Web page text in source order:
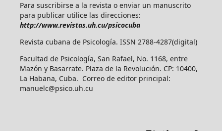
Para suscribirse a la revista o enviar un manuscrito
para publicar utilice las direcciones:
http://www.revistas.uh.cu/psicocuba
Revista cubana de Psicología. ISSN 2788-4287(digital)
Facultad de Psicología, San Rafael, No. 1168, entre
Mazón y Basarrate. Plaza de la Revolución. CP: 10400,
La Habana, Cuba. Correo de editor principal:
manuelc@psico.uh.cu